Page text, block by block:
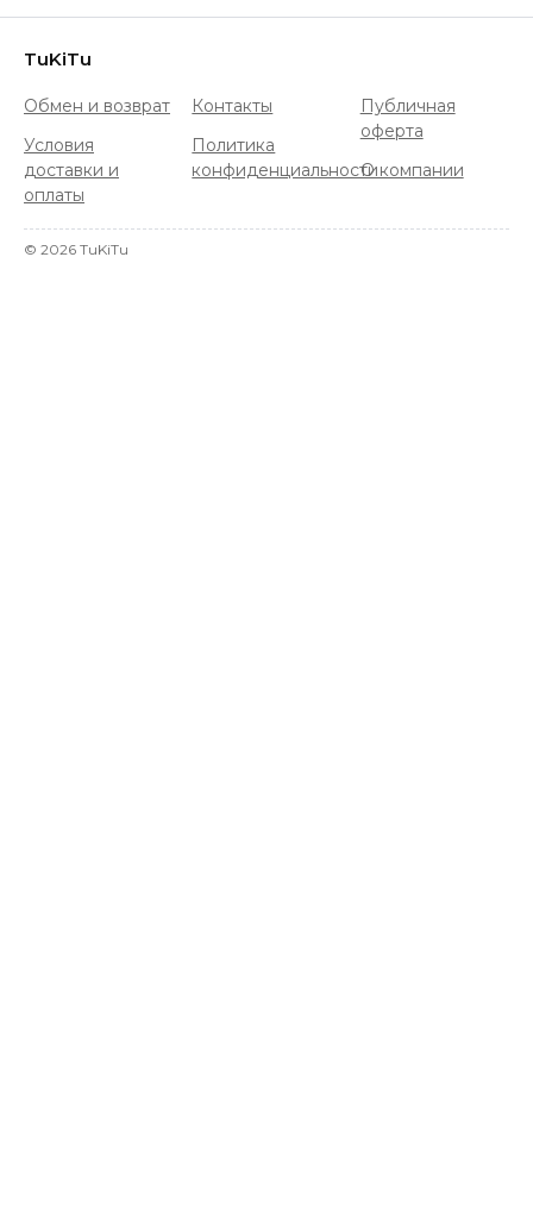
TuKiTu
Обмен и возврат
Условия
доставки и
оплаты
Контакты
Политика
конфиденциальности
Публичная
оферта
О компании
© 2026 TuKiTu